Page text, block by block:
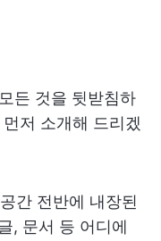
든 것을 뒷받침하
저 소개해 드리겠
간 전반에 내장된
, 문서 등 어디에